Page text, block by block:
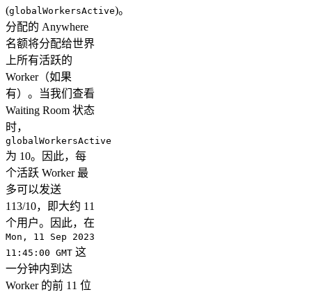
(globalWorkersActive)。
分配的 Anywhere
名额将分配给世界
上所有活跃的
Worker（如果
有）。当我们查看
Waiting Room 状态
时，
globalWorkersActive
为 10。因此，每
个活跃 Worker 最
多可以发送
113/10，即大约 11
个用户。因此，在
Mon, 11 Sep 2023
11:45:00 GMT 这
一分钟内到达
Worker 的前 11 位